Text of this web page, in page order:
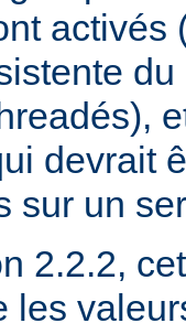
activés
devrait
sur un
2.2.2,
les